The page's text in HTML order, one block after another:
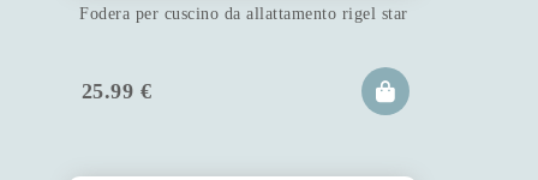
Fodera per cuscino da allattamento rigel star
25.99 €